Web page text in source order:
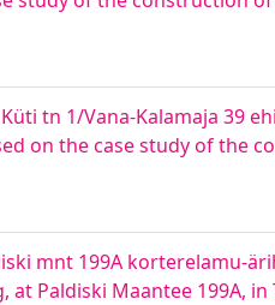
tn 1/Vana-Kalamaja 39
on the case study of the
mnt 199A korterelamu-
Paldiski Maantee 199A, in